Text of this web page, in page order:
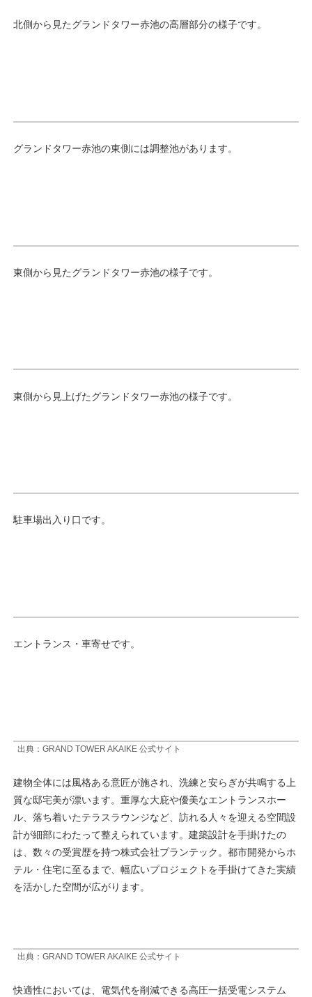
北側から見たグランドタワー赤池の高層部分の様子です。
グランドタワー赤池の東側には調整池があります。
東側から見たグランドタワー赤池の様子です。
東側から見上げたグランドタワー赤池の様子です。
駐車場出入り口です。
エントランス・車寄せです。
出典：GRAND TOWER AKAIKE 公式サイト
建物全体には風格ある意匠が施され、洗練と安らぎが共鳴する上
質な邸宅美が漂います。重厚な大庇や優美なエントランスホー
ル、落ち着いたテラスラウンジなど、訪れる人々を迎える空間設
計が細部にわたって整えられています。建築設計を手掛けたの
は、数々の受賞歴を持つ株式会社プランテック。都市開発からホ
テル・住宅に至るまで、幅広いプロジェクトを手掛けてきた実績
を活かした空間が広がります。
出典：GRAND TOWER AKAIKE 公式サイト
快適性においては、電気代を削減できる高圧一括受電システム